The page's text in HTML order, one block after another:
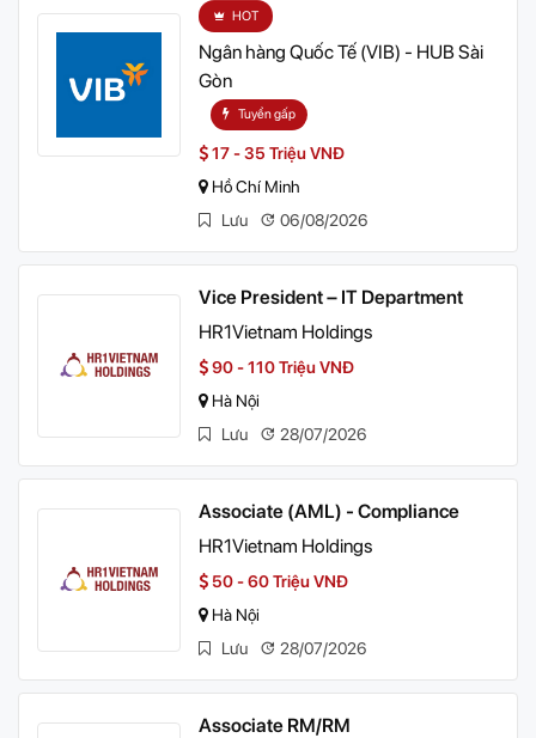
HOT
Ngân hàng Quốc Tế (VIB) - HUB Sài
Gòn
Tuyển gấp
17 - 35 Triệu VNĐ
Hồ Chí Minh
Lưu
06/08/2026
Vice President – IT Department
HR1Vietnam Holdings
90 - 110 Triệu VNĐ
Hà Nội
Lưu
28/07/2026
Associate (AML) - Compliance
HR1Vietnam Holdings
50 - 60 Triệu VNĐ
Hà Nội
Lưu
28/07/2026
Associate RM/RM